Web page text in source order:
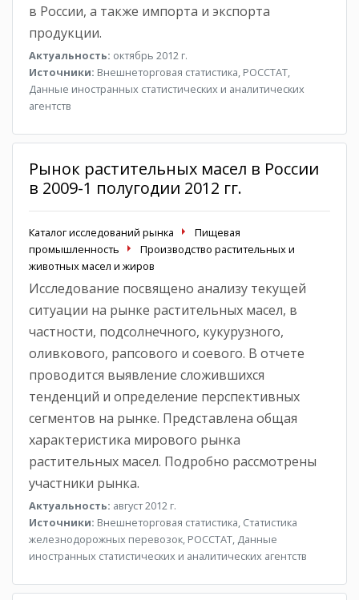
в России, а также импорта и экспорта
продукции.
Актуальность: октябрь 2012 г.
Источники: Внешнеторговая статистика, РОССТАТ,
Данные иностранных статистических и аналитических
агентств
Рынок растительных масел в России
в 2009-1 полугодии 2012 гг.
Каталог исследований рынка
Пищевая
промышленность
Производство растительных и
животных масел и жиров
Исследование посвящено анализу текущей
ситуации на рынке растительных масел, в
частности, подсолнечного, кукурузного,
оливкового, рапсового и соевого. В отчете
проводится выявление сложившихся
тенденций и определение перспективных
сегментов на рынке. Представлена общая
характеристика мирового рынка
растительных масел. Подробно рассмотрены
участники рынка.
Актуальность: август 2012 г.
Источники: Внешнеторговая статистика, Статистика
железнодорожных перевозок, РОССТАТ, Данные
иностранных статистических и аналитических агентств